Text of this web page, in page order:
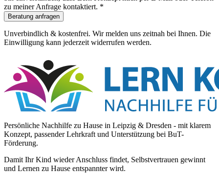
zu meiner Anfrage kontaktiert. *
Beratung anfragen
Unverbindlich & kostenfrei. Wir melden uns zeitnah bei Ihnen. Die
Einwilligung kann jederzeit widerrufen werden.
Persönliche Nachhilfe zu Hause in Leipzig & Dresden - mit klarem
Konzept, passender Lehrkraft und Unterstützung bei BuT-
Förderung.
Damit Ihr Kind wieder Anschluss findet, Selbstvertrauen gewinnt
und Lernen zu Hause entspannter wird.